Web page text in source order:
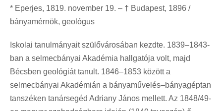
* Eperjes, 1819. november 19. – † Budapest, 1896 /
bányamérnök, geológus
Iskolai tanulmányait szülővárosában kezdte. 1839–1843-
ban a selmecbányai Akadémia hallgatója volt, majd
Bécsben geológiát tanult. 1846–1853 között a
selmecbányai Akadémián a bányaművelés–bányagéptan
tanszéken tanársegéd Adriany János mellett. Az 1848/49-